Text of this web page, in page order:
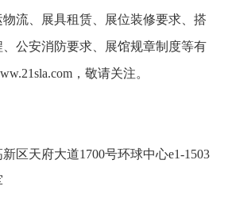
流、展具租赁、展位装修要求、搭
公安消防要求、展馆规章制度等有
，敬请关注。
天府大道1700号环球中心e1-1503